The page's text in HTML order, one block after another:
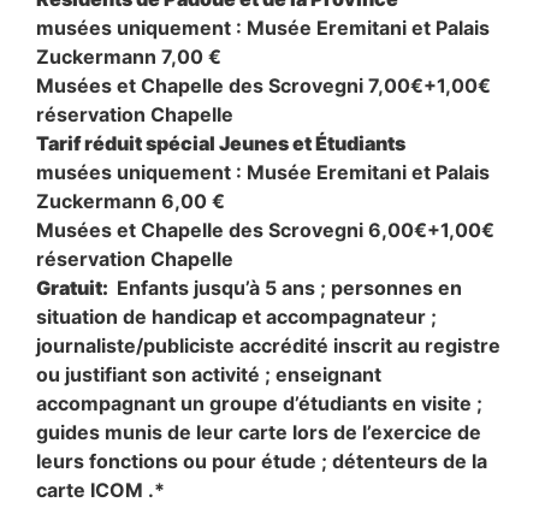
musées uniquement : Musée Eremitani et Palais
Zuckermann 7,00 €
Musées et Chapelle des Scrovegni 7,00€+1,00€
réservation Chapelle
Tarif réduit spécial Jeunes et Étudiants
musées uniquement : Musée Eremitani et Palais
Zuckermann 6,00 €
Musées et Chapelle des Scrovegni 6,00€+1,00€
réservation Chapelle
Gratuit: Enfants jusqu’à 5 ans ; personnes en
situation de handicap et accompagnateur ;
journaliste/publiciste accrédité inscrit au registre
ou justifiant son activité ; enseignant
accompagnant un groupe d’étudiants en visite ;
guides munis de leur carte lors de l’exercice de
leurs fonctions ou pour étude ; détenteurs de la
carte ICOM .*